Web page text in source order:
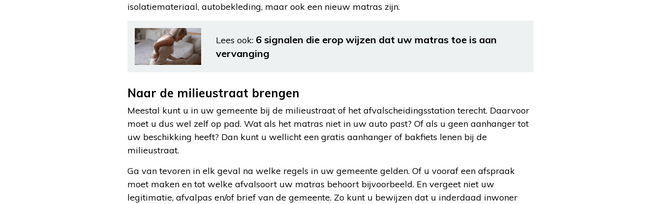
isolatiemateriaal, autobekleding, maar ook een nieuw matras zijn.
Lees ook: 6 signalen die erop wijzen dat uw matras toe is aan
vervanging
Naar de milieustraat brengen
Meestal kunt u in uw gemeente bij de milieustraat of het afvalscheidingsstation terecht. Daarvoor
moet u dus wel zelf op pad. Wat als het matras niet in uw auto past? Of als u geen aanhanger tot
uw beschikking heeft? Dan kunt u wellicht een gratis aanhanger of bakfiets lenen bij de
milieustraat.
Ga van tevoren in elk geval na welke regels in uw gemeente gelden. Of u vooraf een afspraak
moet maken en tot welke afvalsoort uw matras behoort bijvoorbeeld. En vergeet niet uw
legitimatie, afvalpas en/of brief van de gemeente. Zo kunt u bewijzen dat u inderdaad inwoner